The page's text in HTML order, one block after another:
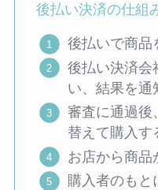
後払い決済の仕組
後払いで商品
後払い決済会
い、結果を通
審査に通過後
替えて購入す
お店から商品
購入者のもと